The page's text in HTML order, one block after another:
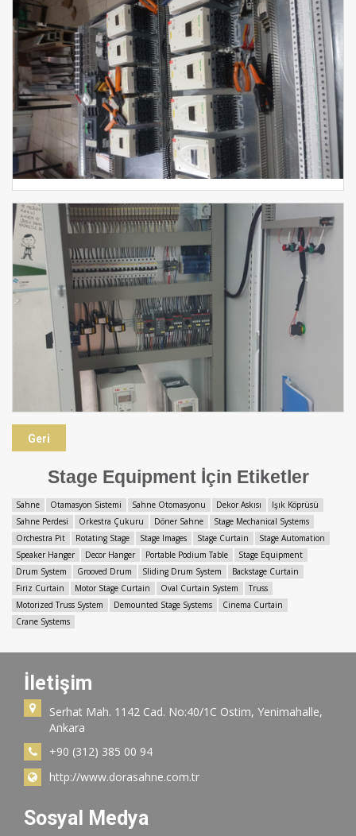
Geri
Stage Equipment İçin Etiketler
Sahne Otamasyon Sistemi Sahne Otomasyonu Dekor Askısı
Işık Köprüsü
Sahne Perdesi
Orkestra Çukuru Döner Sahne
Stage Mechanical Systems
Orchestra Pit
Rotating Stage Stage Images Stage Curtain
Stage Automation
Speaker Hanger
Decor Hanger Portable Podium Table
Stage Equipment
Drum System
Grooved Drum Sliding Drum System
Backstage Curtain
Firiz Curtain
Motor Stage Curtain Oval Curtain System
Truss
Motorized Truss System
Demounted Stage Systems
Cinema Curtain
Crane Systems
İletişim
Serhat Mah. 1142 Cad. No:40/1C Ostim, Yenimahalle,
Ankara
+90 (312) 385 00 94
http://www.dorasahne.com.tr
Sosyal Medya